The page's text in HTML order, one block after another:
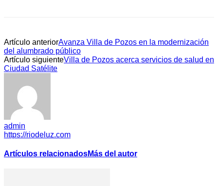
Artículo anteriorAvanza Villa de Pozos en la modernización
del alumbrado público
Artículo siguienteVilla de Pozos acerca servicios de salud en
Ciudad Satélite
admin
https://riodeluz.com
Artículos relacionadosMás del autor